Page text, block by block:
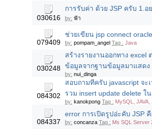
030616
การรับค่า ด้วย JSP ครับ 1.อ
by: ฟ้า
079409
ช่วยเขียน jsp connect
by: pompam_angel Tag : Java
030248
สร้างรายงานออกทาง excel
ข้อมูลจากฐานข้อมูลมาแสดง
by: nui_dinga
084302
สอบถามทีครับ javascript จะ
รวม insert update delete ใ
by: kanokpong Tag : MySQL, JAVA,
084337
error การเปิดรูปอ่ะคับ JSP
by: concanza Tag : Ms SQL Server